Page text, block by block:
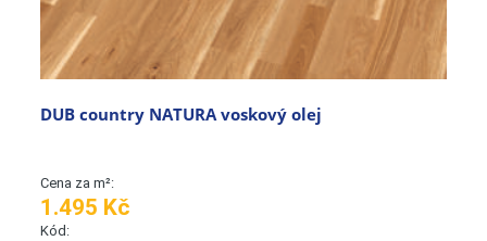
DUB country NATURA voskový olej
Cena za m²:
1.495 Kč
Kód: